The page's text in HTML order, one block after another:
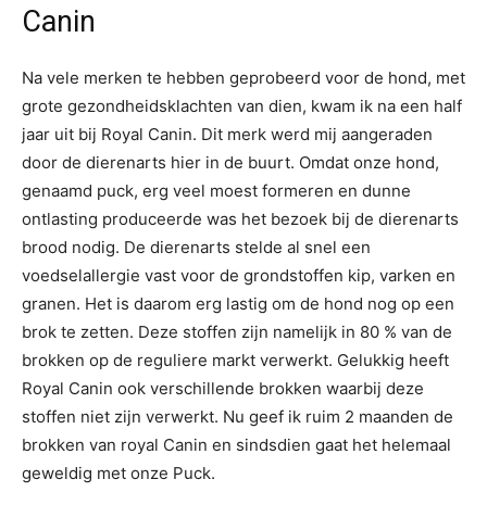
Canin
Na vele merken te hebben geprobeerd voor de hond, met
grote gezondheidsklachten van dien, kwam ik na een half
jaar uit bij Royal Canin. Dit merk werd mij aangeraden
door de dierenarts hier in de buurt. Omdat onze hond,
genaamd puck, erg veel moest formeren en dunne
ontlasting produceerde was het bezoek bij de dierenarts
brood nodig. De dierenarts stelde al snel een
voedselallergie vast voor de grondstoffen kip, varken en
granen. Het is daarom erg lastig om de hond nog op een
brok te zetten. Deze stoffen zijn namelijk in 80 % van de
brokken op de reguliere markt verwerkt. Gelukkig heeft
Royal Canin ook verschillende brokken waarbij deze
stoffen niet zijn verwerkt. Nu geef ik ruim 2 maanden de
brokken van royal Canin en sindsdien gaat het helemaal
geweldig met onze Puck.